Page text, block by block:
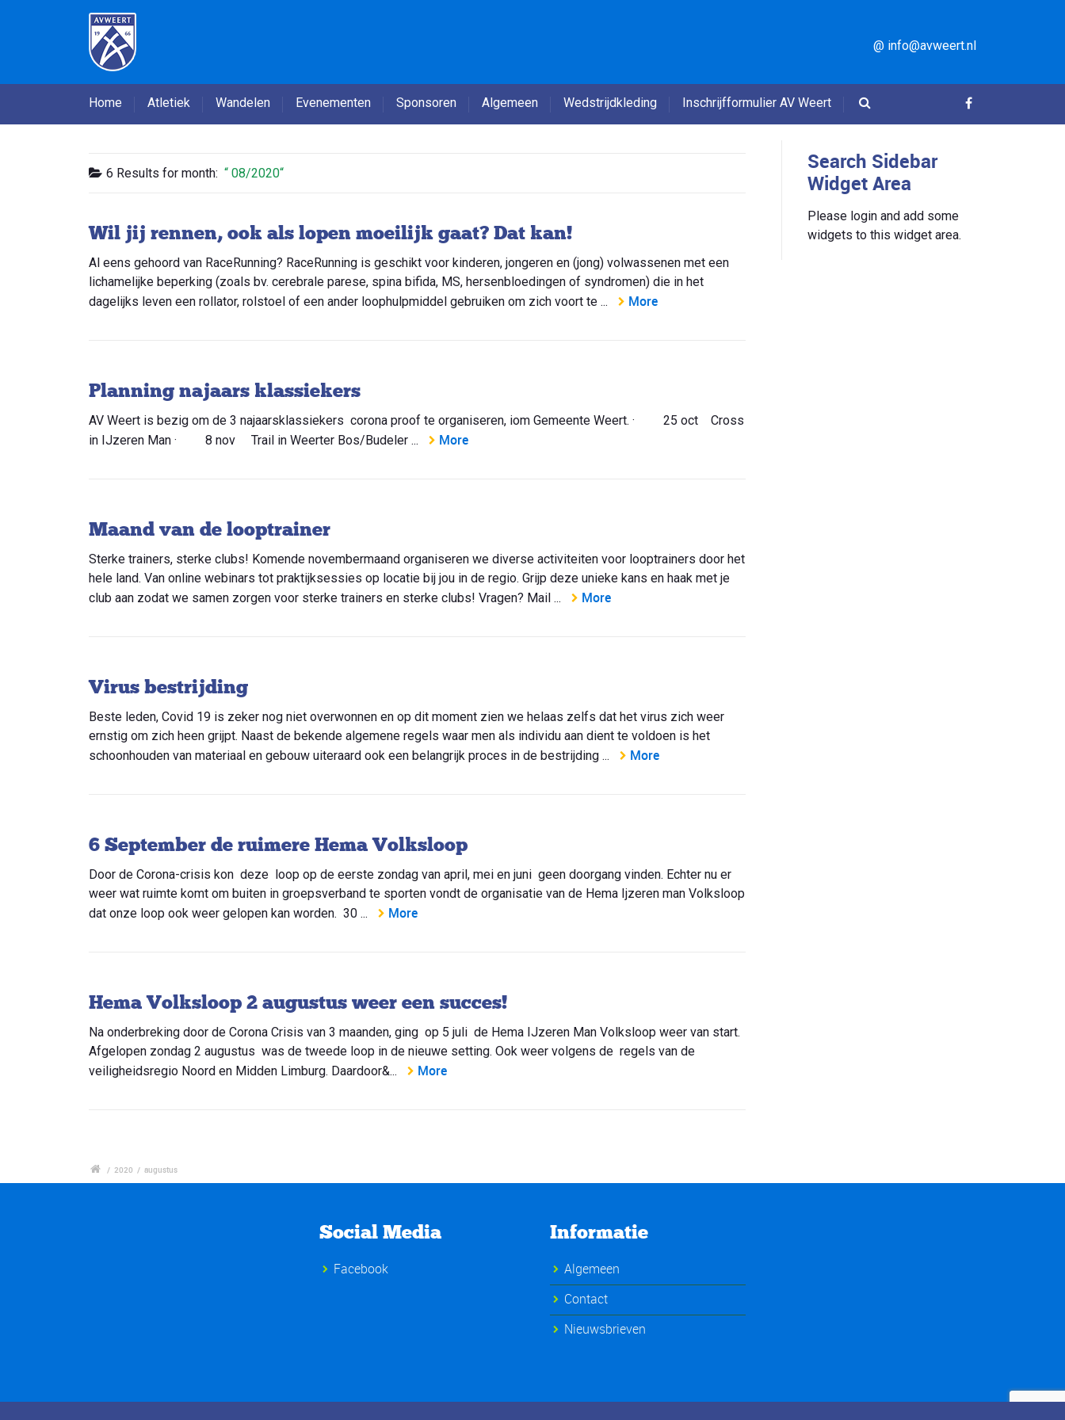
@ info@avweert.nl
Home Atletiek Wandelen Evenementen Sponsoren Algemeen Wedstrijdkleding Inschrijfformulier AV Weert
6 Results for month: 08/2020
Wil jij rennen, ook als lopen moeilijk gaat? Dat kan!
Al eens gehoord van RaceRunning? RaceRunning is geschikt voor kinderen, jongeren en (jong) volwassenen met een
lichamelijke beperking (zoals bv. cerebrale parese, spina bifida, MS, hersenbloedingen of syndromen) die in het
dagelijks leven een rollator, rolstoel of een ander loophulpmiddel gebruiken om zich voort te ...
More
Planning najaars klassiekers
AV Weert is bezig om de 3 najaarsklassiekers corona proof te organiseren, iom Gemeente Weert. · 25 oct Cross
in IJzeren Man · 8 nov Trail in Weerter Bos/Budeler ...
More
Maand van de looptrainer
Sterke trainers, sterke clubs! Komende novembermaand organiseren we diverse activiteiten voor looptrainers door het
hele land. Van online webinars tot praktijksessies op locatie bij jou in de regio. Grijp deze unieke kans en haak met je
club aan zodat we samen zorgen voor sterke trainers en sterke clubs! Vragen? Mail ...
More
Virus bestrijding
Beste leden, Covid 19 is zeker nog niet overwonnen en op dit moment zien we helaas zelfs dat het virus zich weer
ernstig om zich heen grijpt. Naast de bekende algemene regels waar men als individu aan dient te voldoen is het
schoonhouden van materiaal en gebouw uiteraard ook een belangrijk proces in de bestrijding ...
More
6 September de ruimere Hema Volksloop
Door de Corona-crisis kon deze loop op de eerste zondag van april, mei en juni geen doorgang vinden. Echter nu er
weer wat ruimte komt om buiten in groepsverband te sporten vondt de organisatie van de Hema Ijzeren man Volksloop
dat onze loop ook weer gelopen kan worden. 30 ...
More
Hema Volksloop 2 augustus weer een succes!
Na onderbreking door de Corona Crisis van 3 maanden, ging op 5 juli de Hema IJzeren Man Volksloop weer van start.
Afgelopen zondag 2 augustus was de tweede loop in de nieuwe setting. Ook weer volgens de regels van de
veiligheidsregio Noord en Midden Limburg. Daardoor&...
More
Search Sidebar
Widget Area
Please login and add some
widgets to this widget area.
/ 2020 / augustus
Social Media
Facebook
Informatie
Algemeen
Contact
Nieuwsbrieven